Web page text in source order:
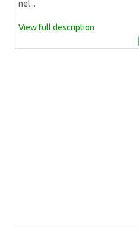
nel...
View full description